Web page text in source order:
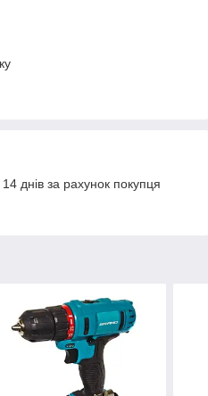
днів за рахунок покупця